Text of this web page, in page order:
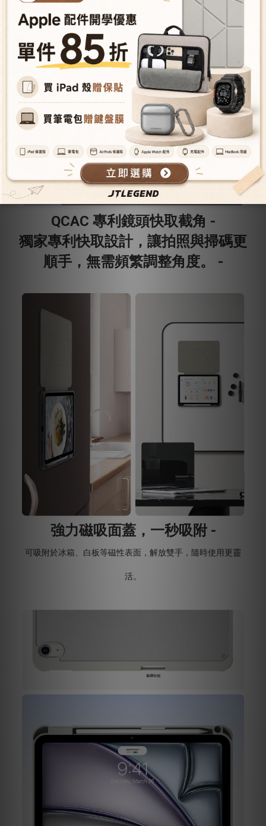
QCAC 專利鏡頭快取截角 -
獨家專利快取設計，讓拍照與掃碼更
順手，無需頻繁調整角度。 -
強力磁吸面蓋，一秒吸附 -
可吸附於冰箱、白板等磁性表面，解放雙手，隨時使用更靈
活。